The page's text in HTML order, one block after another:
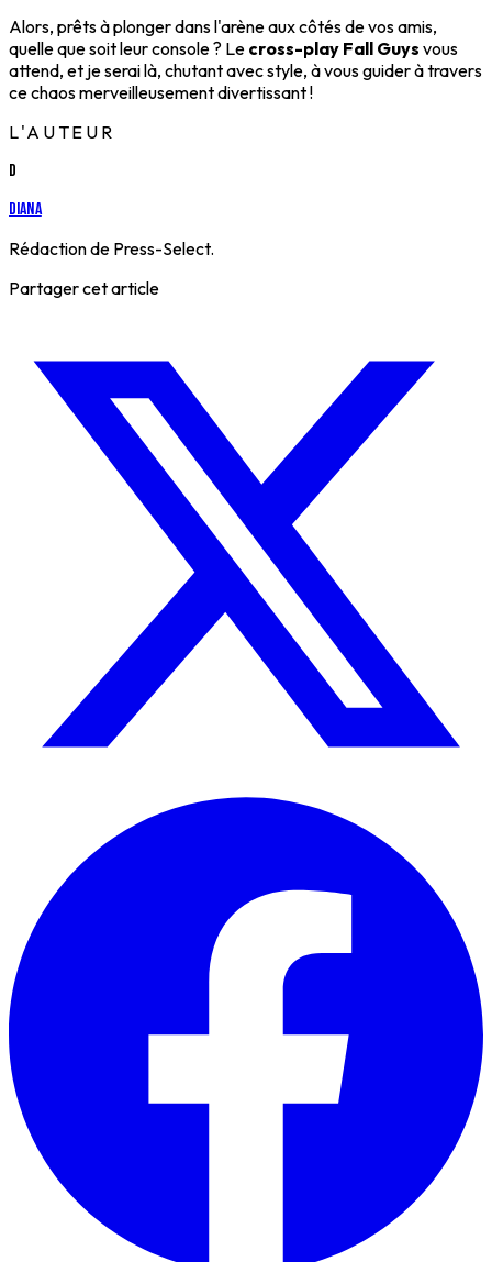
Alors, prêts à plonger dans l'arène aux côtés de vos amis,
quelle que soit leur console ? Le cross-play Fall Guys vous
attend, et je serai là, chutant avec style, à vous guider à travers
ce chaos merveilleusement divertissant !
L'AUTEUR
D
Diana
Rédaction de Press-Select.
Partager cet article